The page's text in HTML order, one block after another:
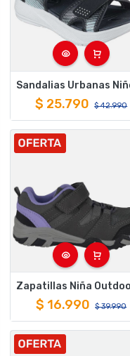
$ 25.790 $42.990
$ 16.990 $39.990